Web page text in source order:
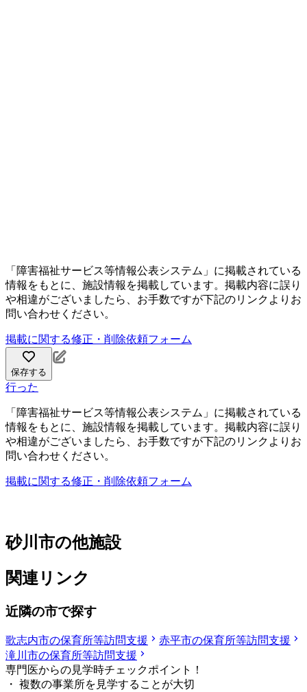
「障害福祉サービス等情報公表システム」に掲載されている
情報をもとに、施設情報を掲載しています。掲載内容に誤り
や相違がございましたら、お手数ですが下記のリンクよりお
問い合わせください。
掲載に関する修正・削除依頼フォーム
保存する
行った
「障害福祉サービス等情報公表システム」に掲載されている
情報をもとに、施設情報を掲載しています。掲載内容に誤り
や相違がございましたら、お手数ですが下記のリンクよりお
問い合わせください。
掲載に関する修正・削除依頼フォーム
砂川市の他施設
関連リンク
近隣の市で探す
歌志内市の保育所等訪問支援
赤平市の保育所等訪問支援
滝川市の保育所等訪問支援
専門医からの見学時チェックポイント！
・ 複数の事業所を見学することが大切